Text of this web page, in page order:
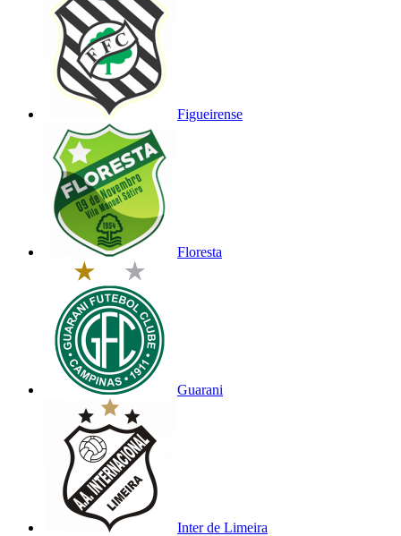
Figueirense
Floresta
Guarani
Inter de Limeira